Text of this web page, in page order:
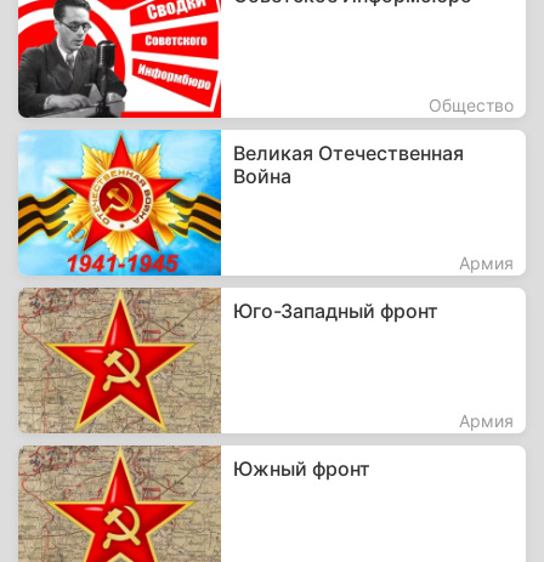
Общество
Великая Отечественная
Война
Армия
Юго-Западный фронт
Армия
Южный фронт